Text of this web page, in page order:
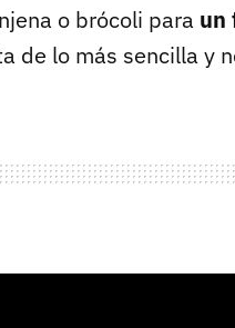
o brócoli para un
de lo más sencilla y